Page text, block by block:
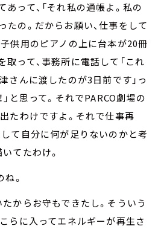
って、「それ私の通帳よ。私の
たの。だからお願い、仕事をして
子供用のピアノの上に台本が20冊
取って、事務所に電話して「これ
さんに渡したのが3日前です」っ
」と思って。それでPARCO劇場の
たわけですよ。それで仕事再
て自分に何が足りないのかと考
てたわけ。
。
からお守もできたし。そういう
らに入ってエネルギーが再生さ